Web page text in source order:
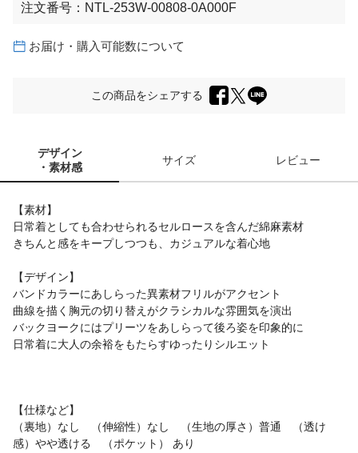
注文番号： NTL-253W-00808-0A000F
お届け・購入可能数について
この商品をシェアする
デザイン
・素材感
サイズ レビュー
【素材】
日常着としても合わせられるセルロースを含んだ綿麻素材
きちんと感をキープしつつも、カジュアルな着心地
【デザイン】
バンドカラーにあしらった異素材フリルがアクセント
曲線を描く胸元の切り替えがクラシカルな雰囲気を演出
バックヨークにはプリーツをあしらって後ろ姿を印象的に
日常着に大人の余裕をもたらすゆったりシルエット
【仕様など】
（裏地）なし （伸縮性）なし （生地の厚さ）普通 （透け
感）やや透ける （ポケット） あり